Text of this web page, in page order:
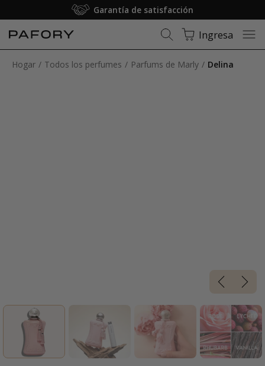
Garantía de satisfacción
Ingresa
Hogar Todos los perfumes Parfums de Marly Delina